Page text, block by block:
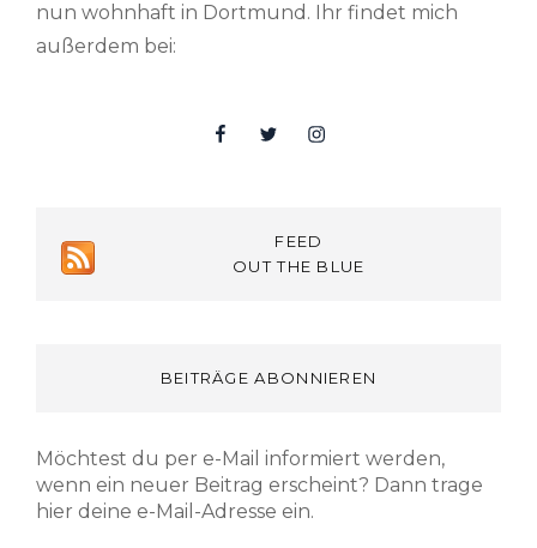
nun wohnhaft in Dortmund. Ihr findet mich
außerdem bei:
FacebookTwitterInsta
FEED
OUT THE BLUE
BEITRÄGE ABONNIEREN
Möchtest du per e-Mail informiert werden,
wenn ein neuer Beitrag erscheint? Dann trage
hier deine e-Mail-Adresse ein.